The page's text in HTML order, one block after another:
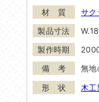
サク
無地
木